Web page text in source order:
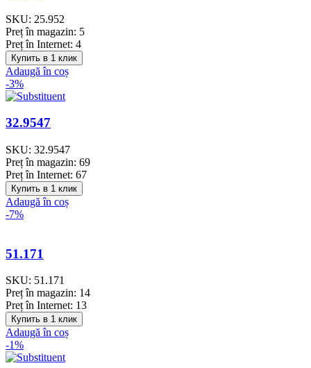
SKU: 25.952
Preț în magazin: 5
Preț în Internet: 4
Купить в 1 клик
Adaugă în coș
-3%
32.9547
SKU: 32.9547
Preț în magazin: 69
Preț în Internet: 67
Купить в 1 клик
Adaugă în coș
-7%
51.171
SKU: 51.171
Preț în magazin: 14
Preț în Internet: 13
Купить в 1 клик
Adaugă în coș
-1%